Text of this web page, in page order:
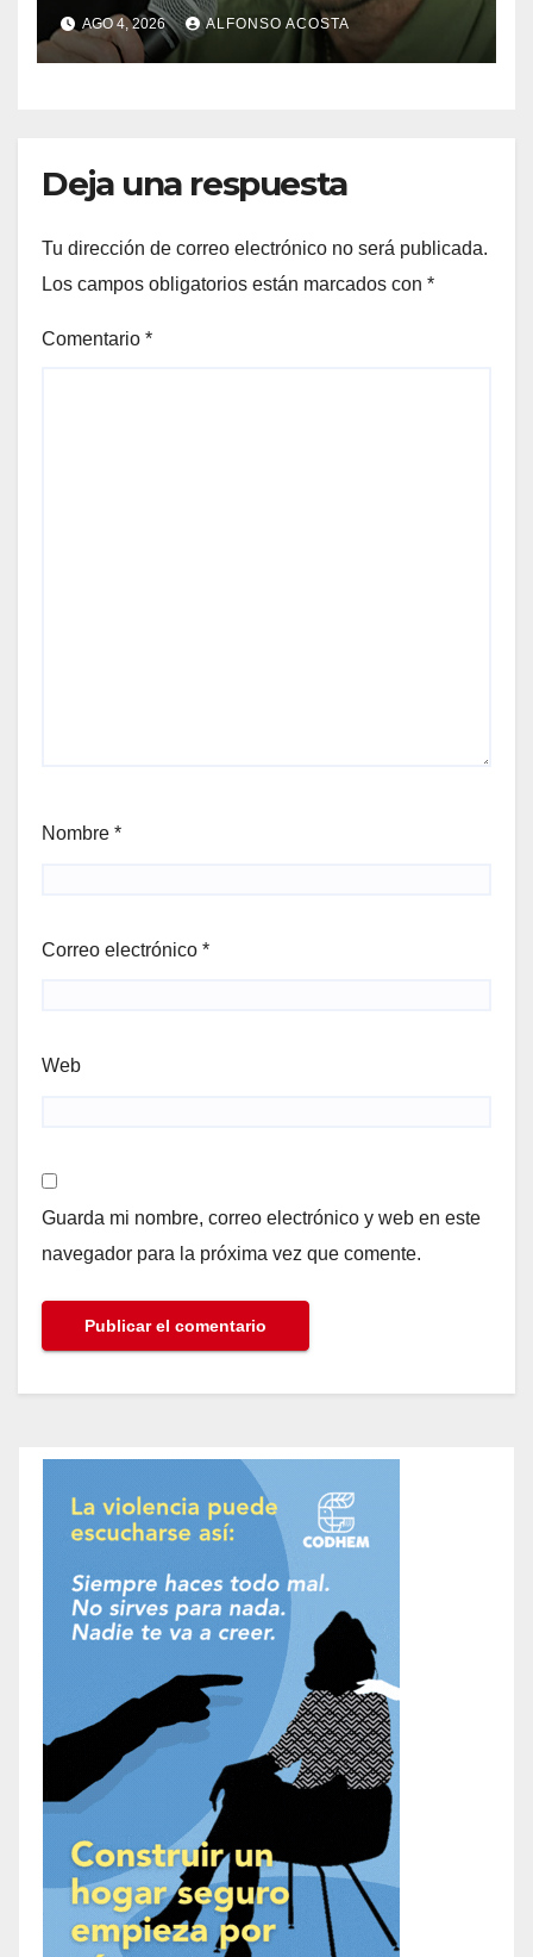
AGO 4, 2026 ALFONSO ACOSTA
Deja una respuesta
Tu dirección de correo electrónico no será publicada.
Los campos obligatorios están marcados con *
Comentario *
Nombre *
Correo electrónico *
Web
Guarda mi nombre, correo electrónico y web en este
navegador para la próxima vez que comente.